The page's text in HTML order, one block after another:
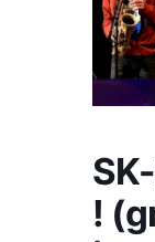
!